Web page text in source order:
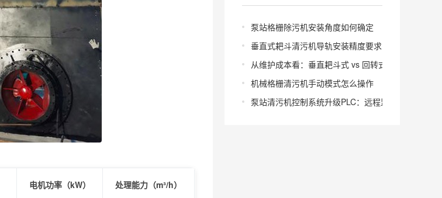
电机功率（kW） 处理能力（m³/h）
泵站格栅除污机安装角度如何确定
垂直式耙斗清污机导轨安装精度要求多少
从维护成本看：垂直耙斗式 vs 回转式怎么选
机械格栅清污机手动模式怎么操作
泵站清污机控制系统升级PLC：远程监控怎么实现？